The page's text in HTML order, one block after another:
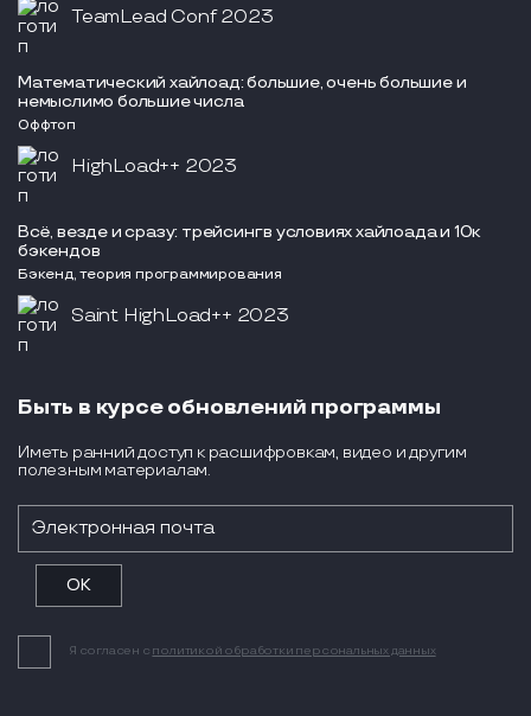
TeamLead Conf 2023
Математический хайлоад: большие, очень большие и
немыслимо большие числа
Оффтоп
HighLoad++ 2023
Всё, везде и сразу: трейсинг в условиях хайлоада и 10к
бэкендов
Бэкенд, теория программирования
Saint HighLoad++ 2023
Быть в курсе обновлений программы
Иметь ранний доступ к расшифровкам, видео и другим
полезным материалам.
Я согласен с политикой обработки персональных данных